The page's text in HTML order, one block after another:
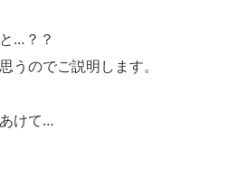
…？？
うのでご説明します。
けて…